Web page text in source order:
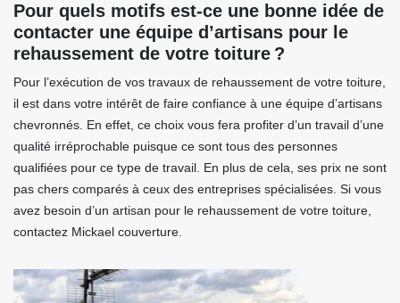
Pour quels motifs est-ce une bonne idée de
contacter une équipe d’artisans pour le
rehaussement de votre toiture ?
Pour l’exécution de vos travaux de rehaussement de votre toiture,
il est dans votre intérêt de faire confiance à une équipe d’artisans
chevronnés. En effet, ce choix vous fera profiter d’un travail d’une
qualité irréprochable puisque ce sont tous des personnes
qualifiées pour ce type de travail. En plus de cela, ses prix ne sont
pas chers comparés à ceux des entreprises spécialisées. Si vous
avez besoin d’un artisan pour le rehaussement de votre toiture,
contactez Mickael couverture.